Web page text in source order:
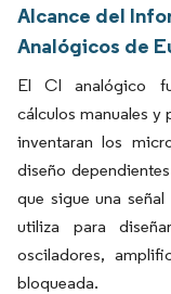
Alcance del
Analógicos de
El CI analógico
cálculos manuales y
inventaran los
diseño
que sigue una
utiliza para
osciladores,
bloqueada.